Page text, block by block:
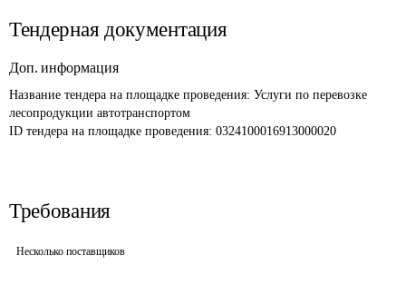
Тендерная документация
Доп. информация
Название тендера на площадке проведения: Услуги по перевозке
лесопродукции автотранспортом
ID тендера на площадке проведения: 0324100016913000020
Требования
Несколько поставщиков